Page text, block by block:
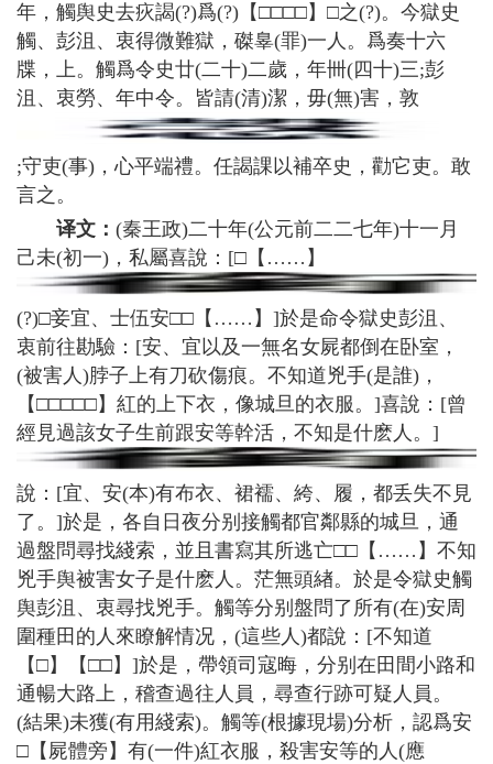
年，觸舆史去疢謁(?)爲(?)【□□□□】□之(?)。今獄史
觸、彭沮、衷得微難獄，磔辠(罪)一人。爲奏十六
牒，上。觸爲令史廿(二十)二歲，年卌(四十)三;彭
沮、衷勞、年中令。皆請(清)潔，毋(無)害，敦
;守吏(事)，心平端禮。任謁課以補卒史，勸它吏。敢
言之。
译文： (秦王政)二十年(公元前二二七年)十一月
己未(初一)，私屬喜說：[□【……】
(?)□妾宜、士伍安□□【……】]於是命令獄史彭沮、
衷前往勘驗：[安、宜以及一無名女屍都倒在卧室，
(被害人)脖子上有刀砍傷痕。不知道兇手(是誰)，
【□□□□□】紅的上下衣，像城旦的衣服。]喜說：[曾
經見過該女子生前跟安等幹活，不知是什麽人。]
說：[宜、安(本)有布衣、裙襦、絝、履，都丢失不見
了。]於是，各自日夜分别接觸都官鄰縣的城旦，通
過盤問尋找綫索，並且書寫其所逃亡□□【……】不知
兇手舆被害女子是什麽人。茫無頭緖。於是令獄史觸
舆彭沮、衷尋找兇手。觸等分别盤問了所有(在)安周
圍種田的人來瞭解情况，(這些人)都說：[不知道
【□】【□□】]於是，帶領司寇晦，分别在田間小路和
通暢大路上，稽查過往人員，尋查行跡可疑人員。
(結果)未獲(有用綫索)。觸等(根據現場)分析，認爲安
□【屍體旁】有(一件)紅衣服，殺害安等的人(應